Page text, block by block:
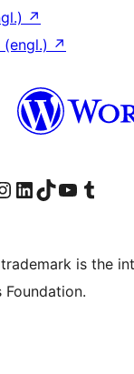
↗
(engl.) ↗
besuchen
Seite besuchen
Instagram-Konto besuchen
Unser LinkedIn-Konto besuchen
Unser TikTok-Konto besuchen
Unseren YouTube-Kanal
Unser Tumblr-
is the
Foundation.